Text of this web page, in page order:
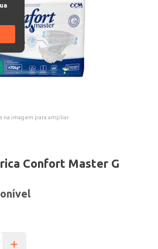
na imagem para ampliar.
Confort Master G